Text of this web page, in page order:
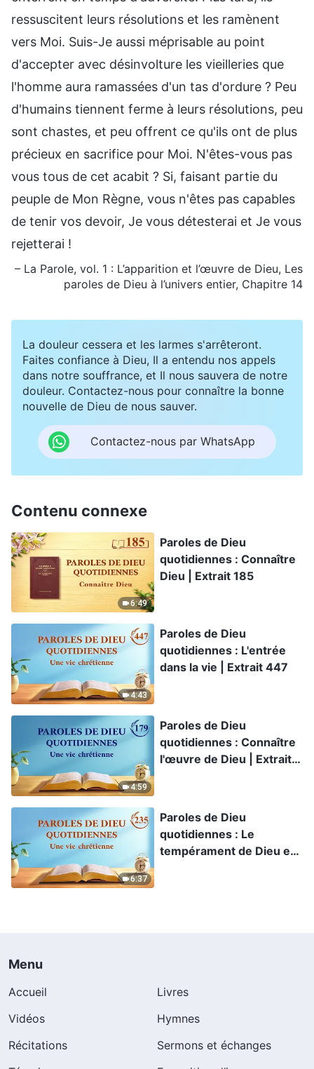
ressuscitent leurs résolutions et les ramènent
vers Moi. Suis-Je aussi méprisable au point
d'accepter avec désinvolture les vieilleries que
l'homme aura ramassées d'un tas d'ordure ? Peu
d'humains tiennent ferme à leurs résolutions, peu
sont chastes, et peu offrent ce qu'ils ont de plus
précieux en sacrifice pour Moi. N'êtes-vous pas
vous tous de cet acabit ? Si, faisant partie du
peuple de Mon Règne, vous n'êtes pas capables
de tenir vos devoir, Je vous détesterai et Je vous
rejetterai !
– La Parole, vol. 1 : L’apparition et l’œuvre de Dieu, Les
paroles de Dieu à l’univers entier, Chapitre 14
La douleur cessera et les larmes s'arrêteront.
Faites confiance à Dieu, Il a entendu nos appels
dans notre souffrance, et Il nous sauvera de notre
douleur. Contactez-nous pour connaître la bonne
nouvelle de Dieu de nous sauver.
Contactez-nous par WhatsApp
Contenu connexe
6:49
Paroles de Dieu
quotidiennes : Connaître
Dieu | Extrait 185
4:43
Paroles de Dieu
quotidiennes : L'entrée
dans la vie | Extrait 447
4:59
Paroles de Dieu
quotidiennes : Connaître
l'œuvre de Dieu | Extrait
6:37
Paroles de Dieu
quotidiennes : Le
tempérament de Dieu et
Menu
Accueil
Livres
Vidéos
Hymnes
Récitations
Sermons et échanges